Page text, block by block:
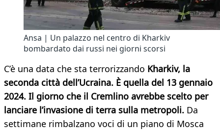
Ansa | Un palazzo nel centro di Kharkiv
bombardato dai russi nei giorni scorsi
C’è una data che sta terrorizzando Kharkiv, la
seconda città dell’Ucraina. È quella del 13 gennaio
2024. Il giorno che il Cremlino avrebbe scelto per
lanciare l’invasione di terra sulla metropoli. Da
settimane rimbalzano voci di un piano di Mosca